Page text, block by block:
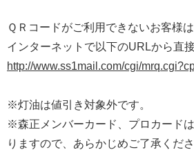
ＱＲコードがご利用できないお客様は
インターネットで以下のURLから直
http://www.ss1mail.com/cgi/
※灯油は値引き対象外です。
※森正メンバーカード、プロカード
りますので、あらかじめご了承くださ